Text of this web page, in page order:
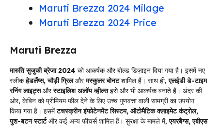
Maruti Brezza 2024 Milage
Maruti Brezza 2024 Price
Maruti Brezza
मारुति सुजुकी ब्रेजा 2024 को आकर्षक और बोल्ड डिज़ाइन दिया गया है। इसमें नए
स्लीकहेडलैंप्स, चौड़ी ग्रिलऔरमस्कुलर बोनटशामिल हैं। साथ ही,एलईडी डे-टाइम
रनिंग लाइट्सऔरस्टाइलिश अलॉय व्हील्सइसे और भी आकर्षक बनाते हैं। अंदर की
ओर, केबिन को प्रीमियम फील देने के लिए उच्च गुणवत्ता वाली सामग्री का उपयोग
किया गया है। इसमेंटचस्क्रीन इंफोटेनमेंट सिस्टम, ऑटोमैटिक क्लाइमेट कंट्रोल,
पुश-बटन स्टार्टऔर कई अन्य फीचर्स शामिल हैं। सुरक्षा के मामले में,एयरबैग्स, एबीएस